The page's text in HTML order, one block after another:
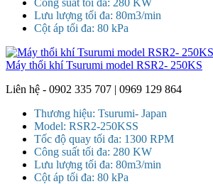
Lưu lượng tối đa: 80m3/min
Cột áp tối đa: 80 kPa
Máy thổi khí Tsurumi model RSR2- 250KS
Liên hệ - 0902 335 707 | 0969 129 864
Thương hiệu: Tsurumi- Japan
Model: RSR2-250KSS
Tốc độ quay tối đa: 1300 RPM
Công suất tối đa: 280 KW
Lưu lượng tối đa: 80m3/min
Cột áp tối đa: 80 kPa